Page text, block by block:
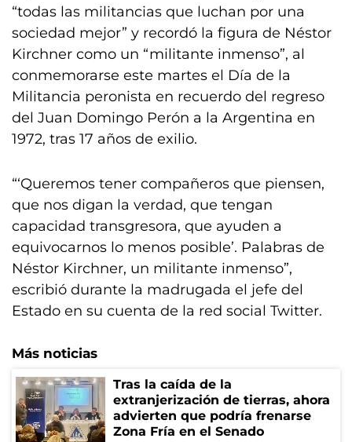
“todas las militancias que luchan por una
sociedad mejor” y recordó la figura de Néstor
Kirchner como un “militante inmenso”, al
conmemorarse este martes el Día de la
Militancia peronista en recuerdo del regreso
del Juan Domingo Perón a la Argentina en
1972, tras 17 años de exilio.
“‘Queremos tener compañeros que piensen,
que nos digan la verdad, que tengan
capacidad transgresora, que ayuden a
equivocarnos lo menos posible’. Palabras de
Néstor Kirchner, un militante inmenso”,
escribió durante la madrugada el jefe del
Estado en su cuenta de la red social Twitter.
Más noticias
Tras la caída de la
extranjerización de tierras, ahora
advierten que podría frenarse
Zona Fría en el Senado